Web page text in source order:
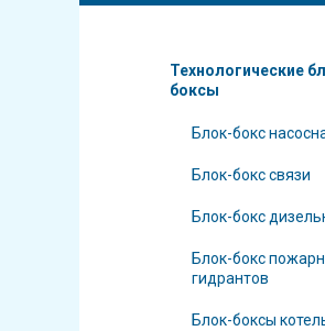
Технологические
боксы
Блок-бокс
Блок-бокс связи
Блок-бокс
Блок-бокс
гидрантов
Блок-боксы